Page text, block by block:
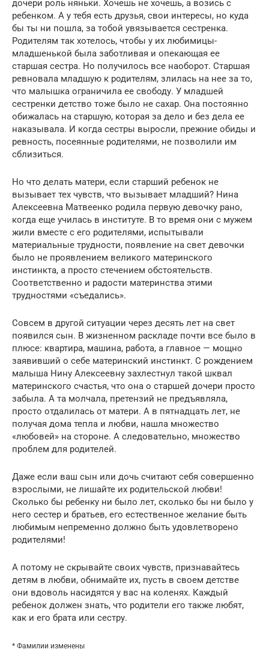
дочери роль няньки. Хочешь не хочешь, а возись с
ребенком. А у тебя есть друзья, свои интересы, но куда
бы ты ни пошла, за тобой увязывается сестренка.
Родителям так хотелось, чтобы у их любимицы-
младшенькой была заботливая и опекающая ее
старшая сестра. Но получилось все наоборот. Старшая
ревновала младшую к родителям, злилась на нее за то,
что малышка ограничила ее свободу. У младшей
сестренки детство тоже было не сахар. Она постоянно
обижалась на старшую, которая за дело и без дела ее
наказывала. И когда сестры выросли, прежние обиды и
ревность, посеянные родителями, не позволили им
сблизиться.
Но что делать матери, если старший ребенок не
вызывает тех чувств, что вызывает младший? Нина
Алексеевна Матвеенко родила первую девочку рано,
когда еще училась в институте. В то время они с мужем
жили вместе с его родителями, испытывали
материальные трудности, появление на свет девочки
было не проявлением великого материнского
инстинкта, а просто стечением обстоятельств.
Соответственно и радости материнства этими
трудностями «съедались».
Совсем в другой ситуации через десять лет на свет
появился сын. В жизненном раскладе почти все было в
плюсе: квартира, машина, работа, а главное — мощно
заявивший о себе материнский инстинкт. С рождением
малыша Нину Алексеевну захлестнул такой шквал
материнского счастья, что она о старшей дочери просто
забыла. А та молчала, претензий не предъявляла,
просто отдалилась от матери. А в пятнадцать лет, не
получая дома тепла и любви, нашла множество
«любовей» на стороне. А следовательно, множество
проблем для родителей.
Даже если ваш сын или дочь считают себя совершенно
взрослыми, не лишайте их родительской любви!
Сколько бы ребенку ни было лет, сколько бы ни было у
него сестер и братьев, его естественное желание быть
любимым непременно должно быть удовлетворено
родителями!
А потому не скрывайте своих чувств, признавайтесь
детям в любви, обнимайте их, пусть в своем детстве
они вдоволь насидятся у вас на коленях. Каждый
ребенок должен знать, что родители его также любят,
как и его брата или сестру.
* Фамилии изменены